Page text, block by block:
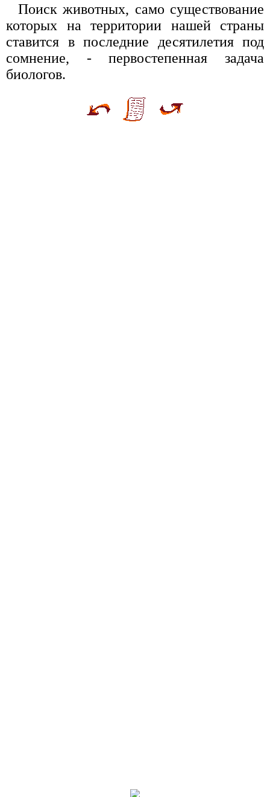
Поиск животных, само существование
которых на территории нашей страны
ставится в последние десятилетия под
сомнение, - первостепенная задача
биологов.